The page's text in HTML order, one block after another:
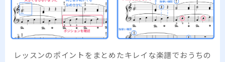
レッスンのポイントをまとめたキレイな楽譜でおうちの